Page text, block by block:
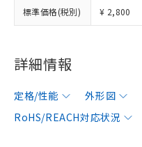
標準価格(税別) ¥ 2,800
詳細情報
定格/性能 外形図
RoHS/REACH対応状況